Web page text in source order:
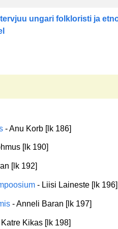
ungari folkloristi ja
- Anu Korb [lk 186]
[lk 190]
[lk 192]
- Liisi Laineste [lk 196]
- Anneli Baran [lk 197]
Kikas [lk 198]